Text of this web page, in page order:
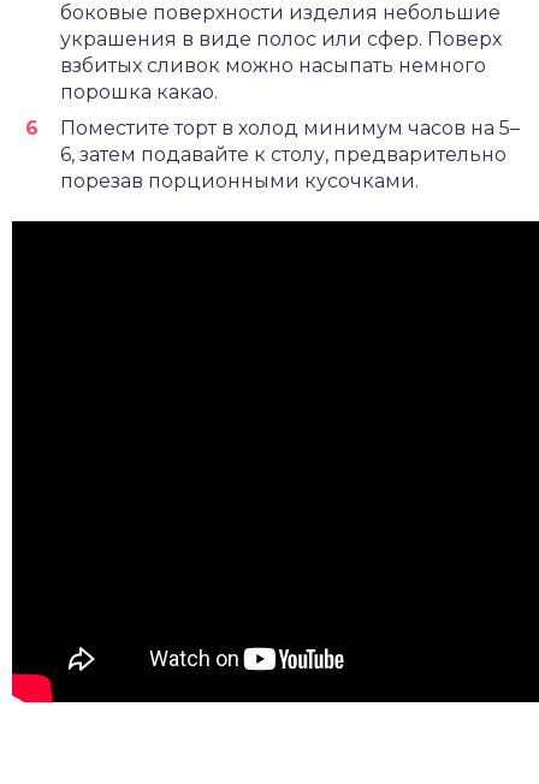
боковые поверхности изделия небольшие
украшения в виде полос или сфер. Поверх
взбитых сливок можно насыпать немного
порошка какао.
Поместите торт в холод минимум часов на 5–
6, затем подавайте к столу, предварительно
порезав порционными кусочками.